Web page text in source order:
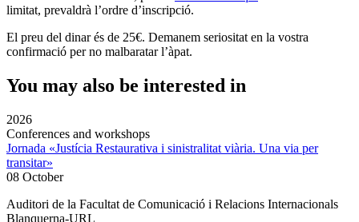
limitat, prevaldrà l’ordre d’inscripció.
El preu del dinar és de 25€. Demanem seriositat en la vostra
confirmació per no malbaratar l’àpat.
You may also be interested in
2026
Conferences and workshops
Jornada «Justícia Restaurativa i sinistralitat viària. Una via per
transitar»
08 October
Auditori de la Facultat de Comunicació i Relacions Internacionals
Blanquerna-URL